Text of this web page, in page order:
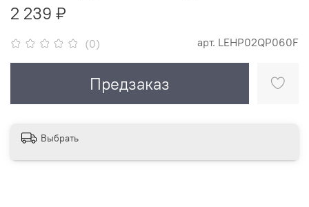
(0) арт. LEHP02QP060F
2 239 ₽
Предзаказ
Выбрать